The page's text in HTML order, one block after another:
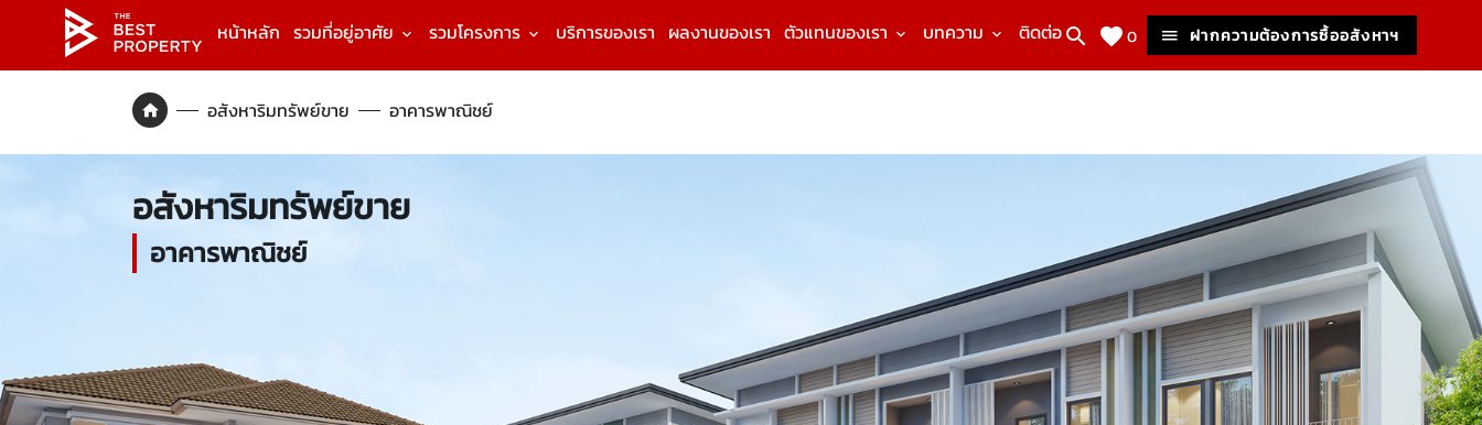
หน้าหลัก รวมที่อยู่อาศัย รวมโครงการ บริการของเรา ผลงานของเรา ตัวแทนของเรา บทความ ติดต่อเรา 0 ฝากความต้องการซื้ออสังหาฯ
อสังหาริมทรัพย์ขาย อาคารพาณิชย์
อสังหาริมทรัพย์ขาย
อาคารพาณิชย์